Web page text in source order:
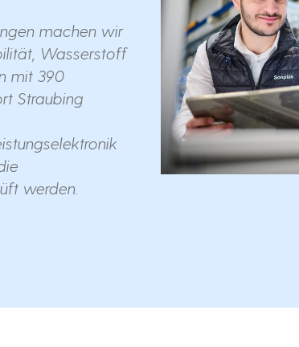
machen wir
Wasserstoff
mit 390
Straubing
werden.